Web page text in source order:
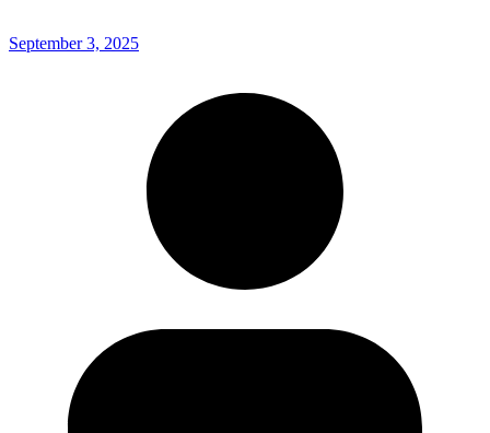
September 3, 2025